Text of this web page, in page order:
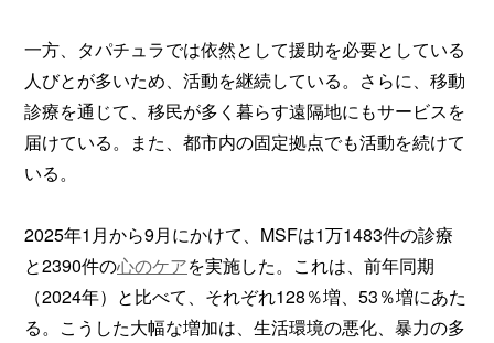
一方、タパチュラでは依然として援助を必要としている
人びとが多いため、活動を継続している。さらに、移動
診療を通じて、移民が多く暮らす遠隔地にもサービスを
届けている。また、都市内の固定拠点でも活動を続けて
いる。
2025年1月から9月にかけて、MSFは1万1483件の診療
と2390件の心のケアを実施した。これは、前年同期
（2024年）と比べて、それぞれ128％増、53％増にあた
る。こうした大幅な増加は、生活環境の悪化、暴力の多